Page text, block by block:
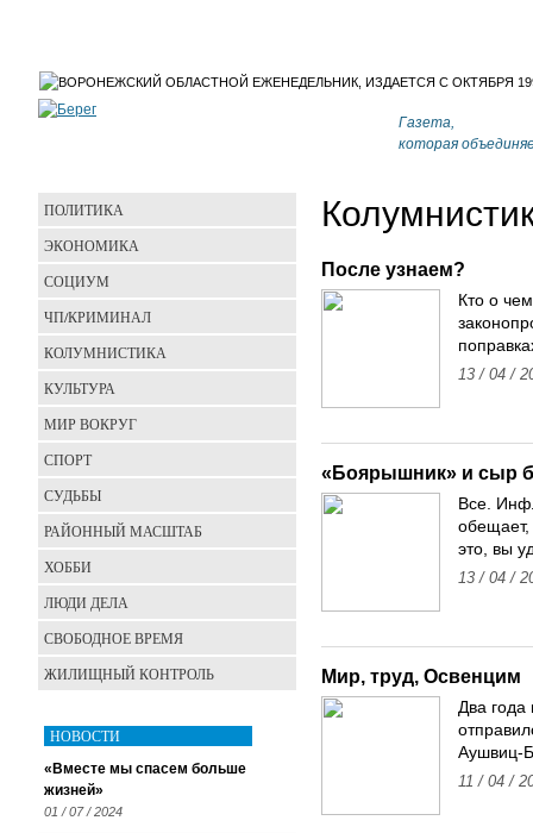
Газета,
которая
После узнаем?
Кто о
13 / 04 /
«Боярышник» и сыр
Все.
обещает,
это, вы
13 / 04 /
Мир, труд, Освенцим
Два года
Аушвиц-
11 / 04 /
ПОЛИТИКА
ЭКОНОМИКА
СОЦИУМ
ЧП/КРИМИНАЛ
КОЛУМНИСТИКА
КУЛЬТУРА
МИР ВОКРУГ
СПОРТ
СУДЬБЫ
РАЙОННЫЙ МАСШТАБ
ХОББИ
ЛЮДИ ДЕЛА
СВОБОДНОЕ ВРЕМЯ
ЖИЛИЩНЫЙ КОНТРОЛЬ
НОВОСТИ
«Вместе мы спасем больше
жизней»
01 / 07 / 2024